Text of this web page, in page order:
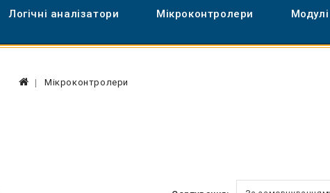
Логічні аналізатори Мікроконтролери Модулі
Мікроконтролери